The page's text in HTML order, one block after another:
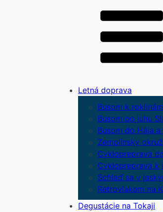
Letná doprava
Busom k
Busom po juhu
Busom do Hája a
Zemplínsky
Cyklopreprava
Cyklopreprava k
Schlaď sa v
Retrovlakom na
Degustácie na Tokaji